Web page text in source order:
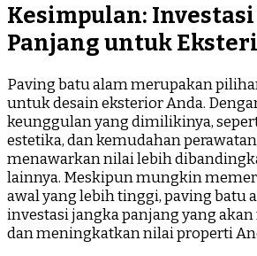
Kesimpulan: Investasi
Panjang untuk
Paving batu alam merupakan
untuk desain eksterior Anda.
keunggulan yang dimilikinya,
estetika, dan kemudahan
menawarkan nilai lebih
lainnya. Meskipun mungkin
awal yang lebih tinggi, paving batu
investasi jangka panjang yang
dan meningkatkan nilai properti